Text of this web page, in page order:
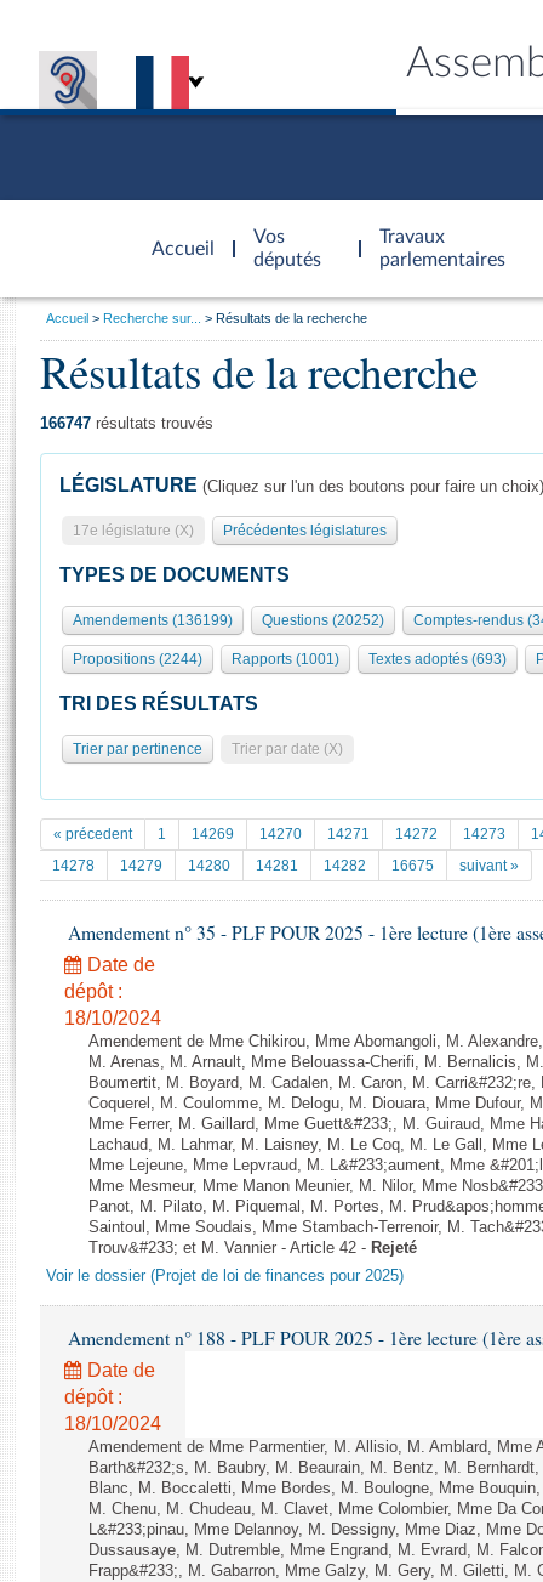
Accueil
d'accueil
Vos
députés
Travaux
parlementaires
Présidence
577 députés
Groupes politiques
Séance publique
Commissions et autres organes
Europe et International
Pétitions
Documents parlementaires
Projets de loi
Propositions de loi
Amendements
Textes adoptés
Rapports d'information
Rapports d'enquête
Rapports législatifs
Rapports sur l'application des lois
Baromètre de l’application des lois
Dossiers législatifs
Budget et sécurité sociale
Comptes rendus des débats
Général
Rôle et pouvoirs de l'Assemblée
Organisation de l'Assemblée
Présidence Conférence des Présidents Bureau Collège des
Statistiques et chiffres clés
Documents de référence
( Constitution | Règlement de l'Assemblée ... )
Histoire
Juniors
Anciennes législatures
Liens vers les sites publics
Visiter l'Assemblée
Visite virtuelle du palais Bourbon
Assister à une séance
La Bibliothèque
Les archives
Contacts et plan d'accès
Photos libres de droit
Vous
Accueil Recherche sur... Résultats de la recherche
Résultats de la recherche
166747 résultats trouvés
LÉGISLATURE (Cliquez sur l'un des boutons pour faire un choix)
17e législature (X) Précédentes législatures
TYPES DE DOCUMENTS
Amendements (136199) Questions (20252) Comptes-rendus
Propositions (2244) Rapports (1001) Textes adoptés (693)
TRI DES RÉSULTATS
Trier par pertinence Trier par date (X)
« précedent 1 14269 14270 14271 14272 14273
14278
14279 14280 14281 14282 16675 suivant »
Amendement n° 35 - PLF POUR 2025 - 1ère lecture (1ère
Date de
dépôt :
18/10/2024
Amendement de Mme Chikirou, Mme Abomangoli, M.
M. Arenas, M. Arnault, Mme Belouassa-Cherifi, M. Bernalicis,
Boumertit, M. Boyard, M. Cadalen, M. Caron, M.
Coquerel, M. Coulomme, M. Delogu, M. Diouara, Mme Dufour,
Mme Ferrer, M. Gaillard, Mme Guett&#233;, M. Guiraud, Mme
Lachaud, M. Lahmar, M. Laisney, M. Le Coq, M. Le Gall, Mme
Mme Lejeune, Mme Lepvraud, M. L&#233;aument, Mme
Mme Mesmeur, Mme Manon Meunier, M. Nilor, Mme
Panot, M. Pilato, M. Piquemal, M. Portes, M.
Saintoul, Mme Soudais, Mme Stambach-Terrenoir, M.
Trouv&#233; et M. Vannier - Article 42 - Rejeté
Voir le dossier (Projet de loi de finances pour 2025)
Amendement n° 188 - PLF POUR 2025 - 1ère lecture (1ère
Date de
dépôt :
18/10/2024
Amendement de Mme Parmentier, M. Allisio, M. Amblard, Mme
Barth&#232;s, M. Baubry, M. Beaurain, M. Bentz, M.
Blanc, M. Boccaletti, Mme Bordes, M. Boulogne, Mme
M. Chenu, M. Chudeau, M. Clavet, Mme Colombier, Mme Da
L&#233;pinau, Mme Delannoy, M. Dessigny, Mme Diaz, Mme
Dussausaye, M. Dutremble, Mme Engrand, M. Evrard, M.
Frapp&#233;, M. Gabarron, Mme Galzy, M. Gery, M. Giletti,